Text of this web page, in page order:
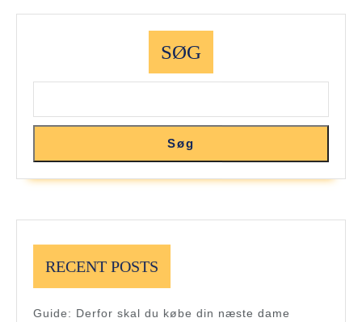
SØG
Søg
RECENT POSTS
Guide: Derfor skal du købe din næste dame